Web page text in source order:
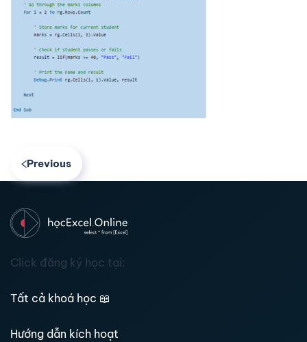
Previous
Click đăng ký học tại:
Tất cả khoá học 📖
Hướng dẫn kích hoạt